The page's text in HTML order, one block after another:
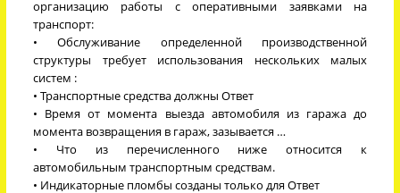
организацию работы с оперативными заявками на
транспорт:
• Обслуживание определенной производственной
структуры требует использования нескольких малых
систем :
• Транспортные средства должны Ответ
• Время от момента выезда автомобиля из гаража до
момента возвращения в гараж, зазывается …
• Что из перечисленного ниже относится к
автомобильным транспортным средствам.
• Индикаторные пломбы созданы только для Ответ